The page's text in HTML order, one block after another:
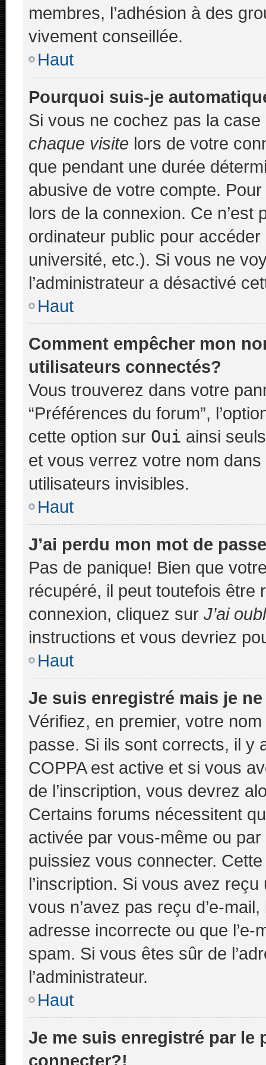
membres, l’adhésion à des
vivement conseillée.
Haut
Pourquoi suis-je
Si vous ne cochez pas la case
chaque visite lors de votre
que pendant une durée
abusive de votre compte.
lors de la connexion. Ce
ordinateur public pour
université, etc.). Si vous ne
l’administrateur a désactivé
Haut
Comment empêcher mon
utilisateurs connectés?
Vous trouverez dans votre
“Préférences du forum”,
cette option sur Oui ainsi
et vous verrez votre nom
utilisateurs invisibles.
Haut
J’ai perdu mon mot de
Pas de panique! Bien que
récupéré, il peut toutefois être
connexion, cliquez sur J’ai
instructions et vous devriez
Haut
Je suis enregistré mais je
Vérifiez, en premier, votre
passe. Si ils sont corrects, il y
COPPA est active et si vous
de l’inscription, vous devrez
Certains forums nécessitent
activée par vous-même ou
puissiez vous connecter.
l’inscription. Si vous avez
vous n’avez pas reçu d’e-
adresse incorrecte ou que
spam. Si vous êtes sûr de
l’administrateur.
Haut
Je me suis enregistré par le
connecter?!